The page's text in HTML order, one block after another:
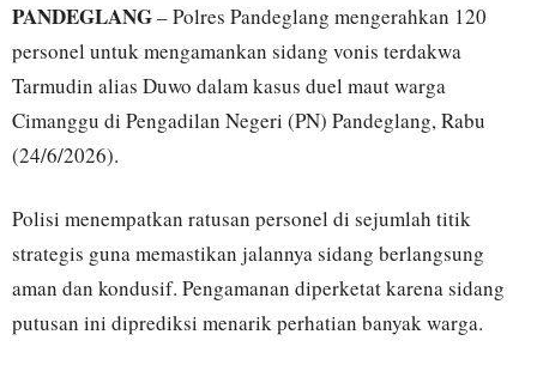
PANDEGLANG– Polres Pandeglang mengerahkan 120
personel untuk mengamankan sidang vonis terdakwa
Tarmudin alias Duwo dalam kasus duel maut warga
Cimanggu di Pengadilan Negeri (PN) Pandeglang, Rabu
(24/6/2026).
Polisi menempatkan ratusan personel di sejumlah titik
strategis guna memastikan jalannya sidang berlangsung
aman dan kondusif. Pengamanan diperketat karena sidang
putusan ini diprediksi menarik perhatian banyak warga.